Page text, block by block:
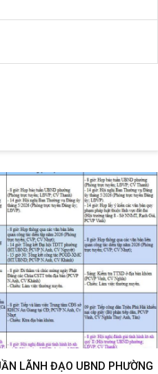
LÃNH ĐẠO UBND PHƯỜNG